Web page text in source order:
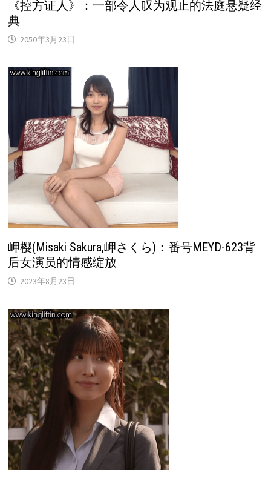
《控方证人》：一部令人叹为观止的法庭悬疑经
典
2050年3月23日
岬樱(Misaki Sakura,岬さくら)：番号MEYD-623背
后女演员的情感绽放
2023年8月23日